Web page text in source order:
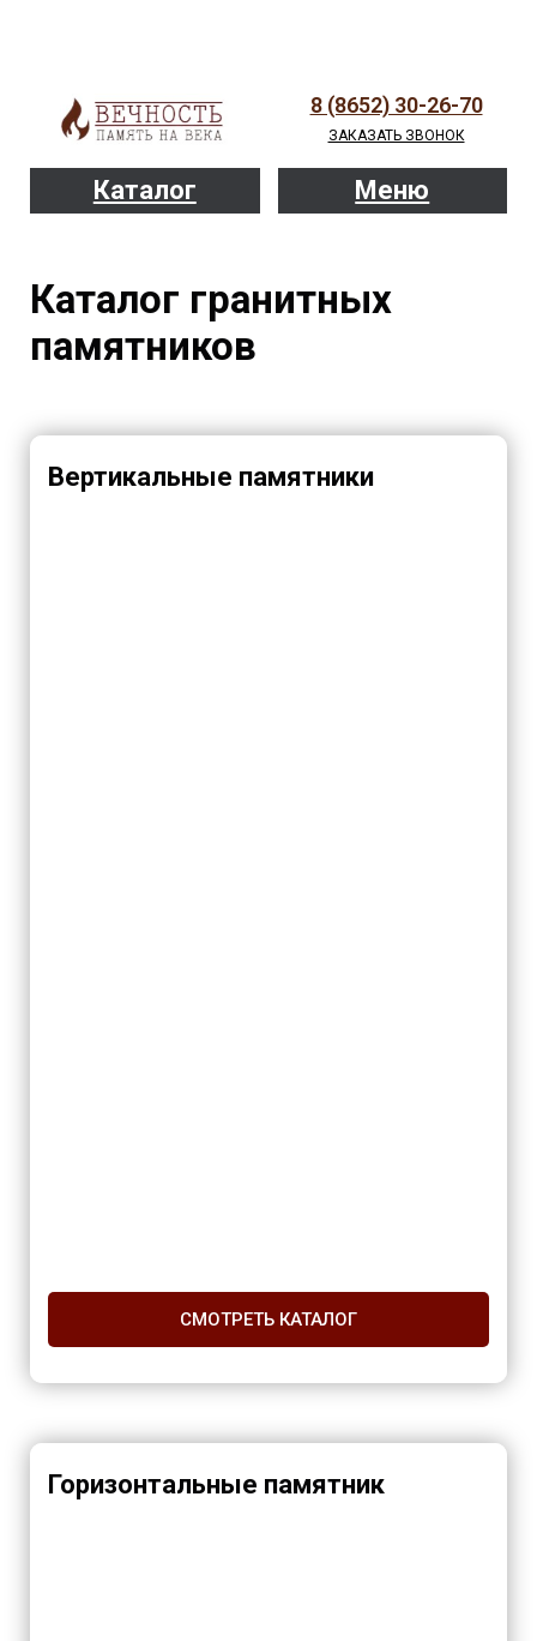
8 (8652) 30-26-70
ЗАКАЗАТЬ ЗВОНОК
Каталог Меню
Каталог гранитных
памятников
Вертикальные памятники
СМОТРЕТЬ КАТАЛОГ
Горизонтальные памятник